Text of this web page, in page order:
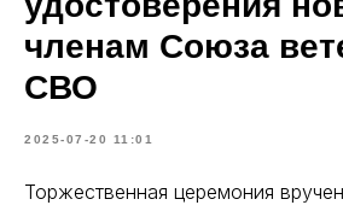
членам Союза
СВО
2025-07-20 11:01
Торжественная церемония